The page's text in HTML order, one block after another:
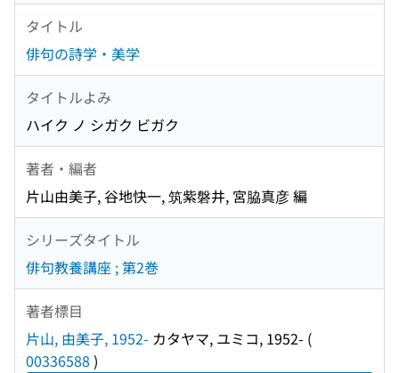
タイトル
俳句の詩学・美学
タイトルよみ
ハイク ノ シガク ビガク
著者・編者
片山由美子, 谷地快一, 筑紫磐井, 宮脇真彦 編
シリーズタイトル
俳句教養講座 ; 第2巻
著者標目
片山, 由美子, 1952- カタヤマ, ユミコ, 1952- (
00336588 )